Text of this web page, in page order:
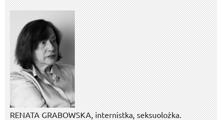
RENATA GRABOWSKA, internistka, seksuolożka.